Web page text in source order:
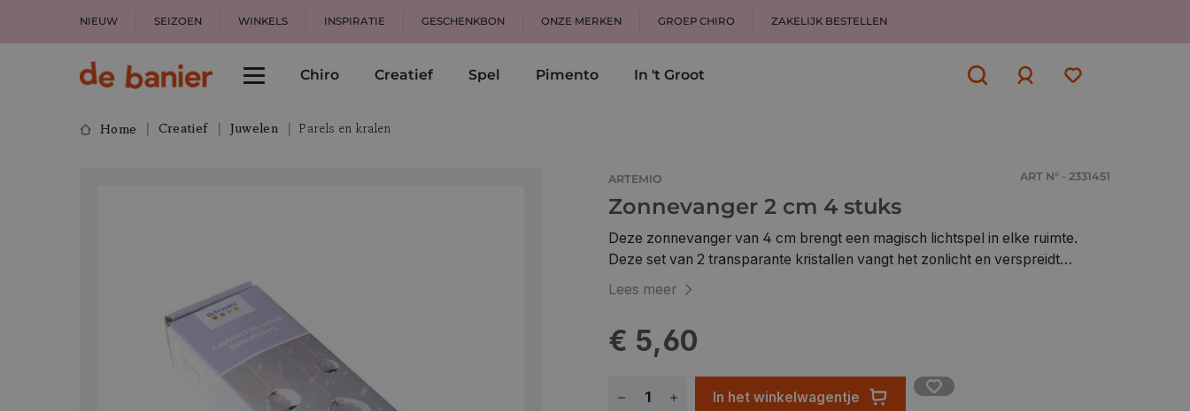
NIEUW SEIZOEN WINKELS INSPIRATIE GESCHENKBON ONZE MERKEN GROEP CHIRO ZAKELIJK BESTELLEN
Chiro Creatief Spel Pimento In 't Groot
Home Creatief Juwelen Parels en kralen
ARTEMIO ART N° - 2331451
Zonnevanger 2 cm 4 stuks
Deze zonnevanger van 4 cm brengt een magisch lichtspel in elke ruimte.
Deze set van 2 transparante kristallen vangt het zonlicht en verspreidt
schitterende regenboogkleuren zodra de zon erop valt. Perfect om op te
voor een sfeervolle en rustgevende uitstraling.
Lees meer
€ 5,60
In het winkelwagentje